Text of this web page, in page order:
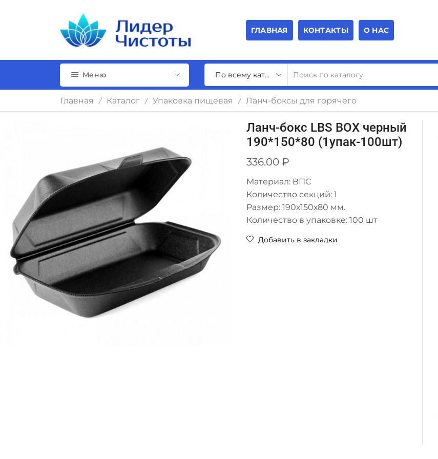
ГЛАВНАЯ КОНТАКТЫ О НАС
Меню
Главная / Каталог / Упаковка пищевая / Ланч-боксы для горячего
Ланч-бокс LBS BOX черный
190*150*80 (1упак-100шт)
336.00 ₽
Материал: ВПС
Количество секций: 1
Размер: 190х150х80 мм.
Количество в упаковке: 100 шт
Добавить в закладки